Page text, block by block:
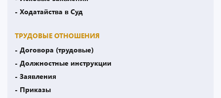
- Ходатайства в Суд
ТРУДОВЫЕ ОТНОШЕНИЯ
- Договора (трудовые)
- Должностные инструкции
- Заявления
- Приказы